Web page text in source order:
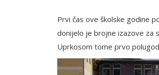
Prvi čas ove školske godine
donijelo je brojne izazove za
Uprkosom tome prvo